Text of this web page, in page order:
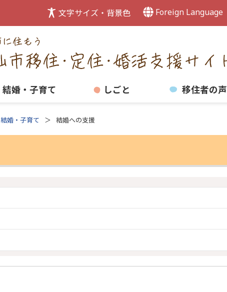
文字サイズ・背景色 Foreign Language
結婚・子育て しごと 移住者の声
結婚・子育て 結婚への支援